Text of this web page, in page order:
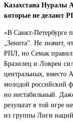
Казахстана Нуралы
которые не делают
«В Санкт-Петербурге
„Зенита“. Не значит,
РПЛ, но Семак
Бразилец и Ловрен
центральных, вместо
молодой российский
но нестабильный.
результат в той игре
из группы Лиги